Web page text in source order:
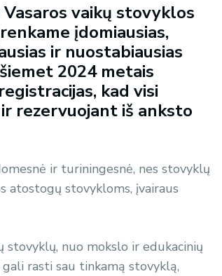
Vasaros vaikų stovyklos
įdomiausias,
ir nuostabiausias
2024 metais
kad visi
rezervuojant iš anksto
ir turiningesnė, nes stovyklų
atostogų stovykloms, įvairaus
stovyklų, nuo mokslo ir edukacinių
rasti sau tinkamą stovyklą,